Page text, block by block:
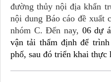
đường thủy nội địa khẩn
nội dung Báo cáo đề xuất
nhóm C. Đến nay, 06 dự
vận tải thẩmđịnhđể
phố, sau đó triển khai thực